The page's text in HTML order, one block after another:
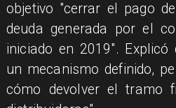
objetivo "cerrar el pago
deuda generada por el
iniciado en 2019".
un mecanismo definido,
cómo devolver el tramo